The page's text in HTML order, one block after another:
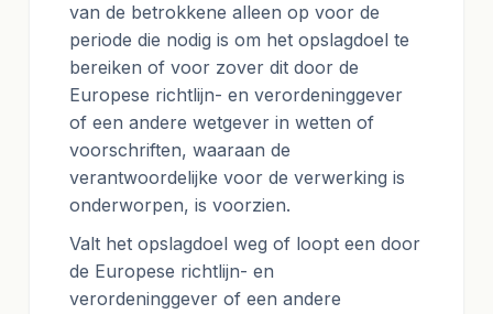
van de betrokkene alleen op voor de
periode die nodig is om het opslagdoel te
bereiken of voor zover dit door de
Europese richtlijn- en verordeninggever
of een andere wetgever in wetten of
voorschriften, waaraan de
verantwoordelijke voor de verwerking is
onderworpen, is voorzien.
Valt het opslagdoel weg of loopt een door
de Europese richtlijn- en
verordeninggever of een andere